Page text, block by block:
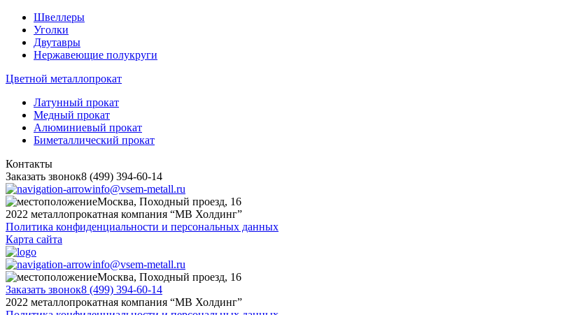
Швеллеры
Уголки
Двутавры
Нержавеющие полукруги
Цветной металлопрокат
Латунный прокат
Медный прокат
Алюминиевый прокат
Биметаллический прокат
Контакты
Заказать звонок8 (499) 394-60-14
info@vsem-metall.ru
Москва, Походный проезд, 16
2022 металлопрокатная компания “MB Холдинг”
Политика конфиденциальности и персональных данных
Карта сайта
info@vsem-metall.ru
Москва, Походный проезд, 16
Заказать звонок8 (499) 394-60-14
2022 металлопрокатная компания “MB Холдинг”